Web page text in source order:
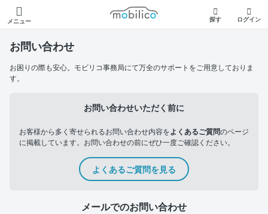
メニュー
モビリコ
探す ログイン
お問い合わせ
お困りの際も安心。モビリコ事務局にて万全のサポートをご用意しておりま
す。
お問い合わせいただく前に
お客様から多く寄せられるお問い合わせ内容をよくあるご質問のページ
に掲載しています。お問い合わせの前にぜひ一度ご確認ください。
よくあるご質問を見る
メールでのお問い合わせ